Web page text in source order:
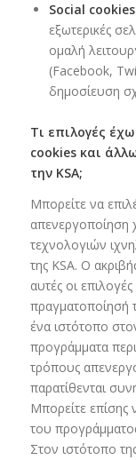
Social cookies
εξωτερικές
ομαλή
(Facebook,
δημοσίευση
Τι επιλογές
cookies και
την KSA;
Μπορείτε να
απενεργοποίηση
τεχνολογιών
της KSA. Ο
αυτές οι
πραγματοποίησή
ένα ιστότοπο
προγράμματα
τρόπους
παρατίθενται
Μπορείτε επίσης
του
Στον ιστότοπο